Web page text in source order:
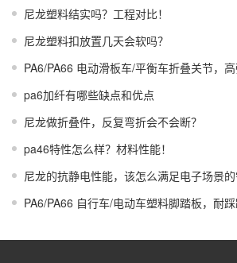
尼龙塑料结实吗？工程对比！
尼龙塑料扣放置几天会软吗？
PA6/PA66 电动滑板车/平衡车折叠关节，高强度、耐
pa6加纤有哪些缺点和优点
尼龙做折叠件，反复弯折会不会断？
pa46特性怎么样？材料性能！
尼龙的抗静电性能，该怎么满足电子场景
PA6/PA66 自行车/电动车塑料脚踏板，耐踩踏与防